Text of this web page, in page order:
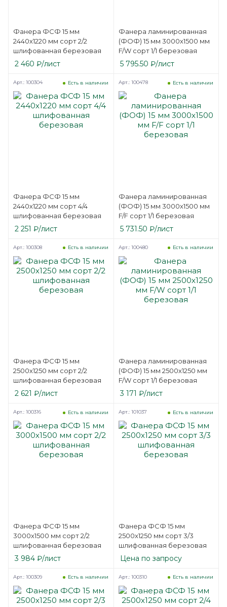
Фанера ФСФ 15 мм
2440х1220 мм сорт 2/2
шлифованная березовая
2 460 ₽/лист
Фанера ламинированная
(ФОФ) 15 мм 3000х1500 мм
F/W сорт 1/1 березовая
5 795.50 ₽/лист
Фанера ФСФ 15 мм
2440х1220 мм сорт 4/4
шлифованная березовая
Есть в наличии
Арт.: 100304
2 251 ₽/лист
Фанера ламинированная
(ФОФ) 15 мм 3000х1500 мм
F/F сорт 1/1 березовая
Есть в наличии
Арт.: 100478
5 731.50 ₽/лист
Фанера ФСФ 15 мм
2500х1250 мм сорт 2/2
шлифованная березовая
Есть в наличии
Арт.: 100308
2 621 ₽/лист
Фанера ламинированная
(ФОФ) 15 мм 2500х1250 мм
F/W сорт 1/1 березовая
Есть в наличии
Арт.: 100480
3 171 ₽/лист
Фанера ФСФ 15 мм
3000х1500 мм сорт 2/2
шлифованная березовая
Есть в наличии
Арт.: 100316
3 984 ₽/лист
Фанера ФСФ 15 мм
2500х1250 мм сорт 3/3
шлифованная березовая
Есть в наличии
Арт.: 101037
Цена по запросу
Есть в наличии
Арт.: 100309 Есть в наличии
Арт.: 100310